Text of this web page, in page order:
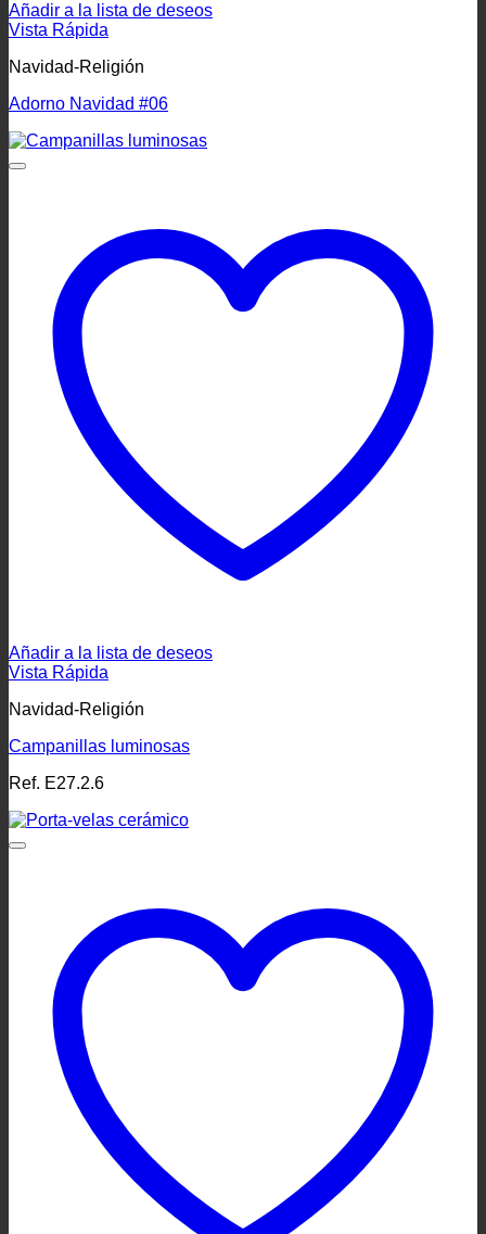
Añadir a la lista de deseos
Vista Rápida
Navidad-Religión
Adorno Navidad #06
Añadir a la lista de deseos
Vista Rápida
Navidad-Religión
Campanillas luminosas
Ref. E27.2.6